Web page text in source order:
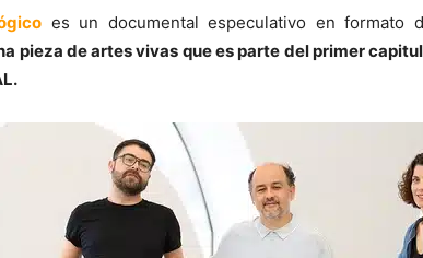
es un documental especulativo en formato
pieza de artes vivas que es parte del primer